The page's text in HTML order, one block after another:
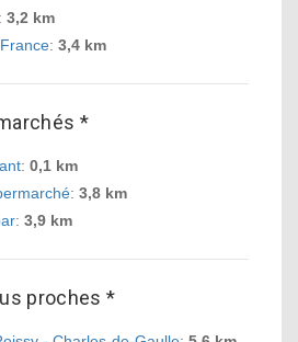
: 3,2 km
: 3,4 km
*
: 0,1 km
: 3,8 km
: 3,9 km
proches *